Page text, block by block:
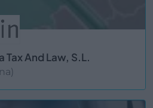
Tax And Law, S.L.